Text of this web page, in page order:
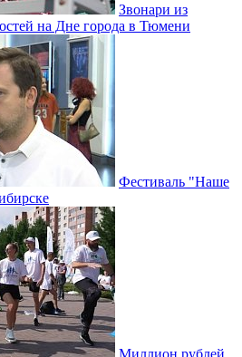
Звонари из
на Дне города в Тюмени
Фестиваль "Наше
Миллион рублей